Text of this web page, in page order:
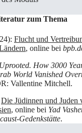
zum Thema
Flucht und
, online bei
Uprooted. How 3000
World Vanished
Vallentine Mitchell.
Die Jüdinnen und Juden
, online bei Yad
Gedenkstätte.